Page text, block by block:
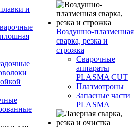
и
Воздушно-плазменная
сварка, резка и
строжка
Сварочные
аппараты
PLASMA CUT
Плазмотроны
Запасные части
PLASMA